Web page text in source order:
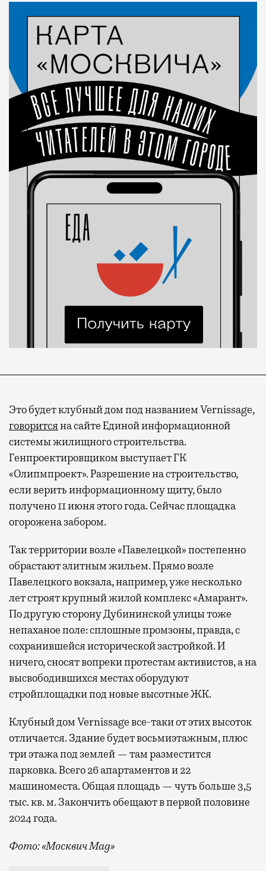
Это будет клубный дом под названием Vernissage,
говоритсяна сайте Единой информационной
системы жилищного строительства.
Генпроектировщиком выступает ГК
«Олипмпроект». Разрешение на строительство,
если верить информационному щиту, было
получено 11 июня этого года. Сейчас площадка
огорожена забором.
Так территории возле «Павелецкой» постепенно
обрастают элитным жильем. Прямо возле
Павелецкого вокзала, например, уже несколько
лет строят крупный жилой комплекс «Амарант».
По другую сторону Дубининской улицы тоже
непаханое поле: сплошные промзоны, правда, с
сохранившейся исторической застройкой. И
ничего, сносят вопреки протестам активистов, а на
высвободившихся местах оборудуют
стройплощадки под новые высотные ЖК.
Клубный дом Vernissage все-таки от этих высоток
отличается. Здание будет восьмиэтажным, плюс
три этажа под землей — там разместится
парковка. Всего 26 апартаментов и 22
машиноместа. Общая площадь — чуть больше 3,5
тыс. кв. м. Закончить обещают в первой половине
2024 года.
Фото: «Москвич Mag»